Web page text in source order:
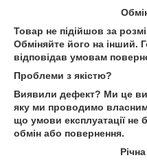
Товар не підійшов за
Обміняйте його на інший.
відповідав умовам
Проблеми з якістю?
Виявили дефект? Ми це
яку ми проводимо
що умови експлуатації не
обмін або повернення.